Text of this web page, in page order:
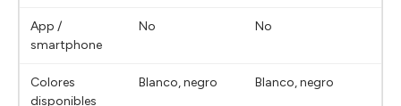
App /
smartphone
No No
Colores
disponibles
Blanco, negro Blanco, negro